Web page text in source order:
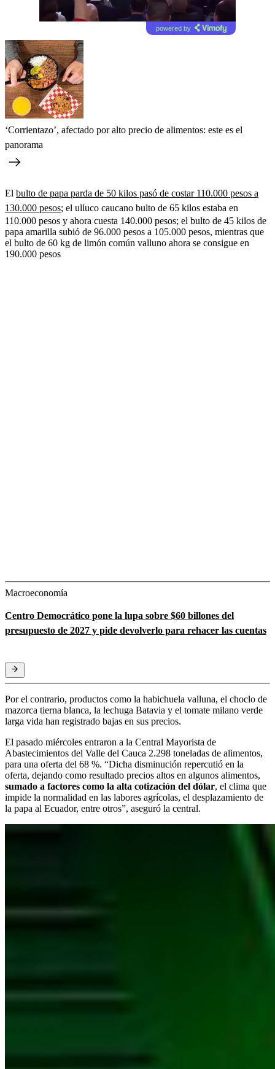
powered by
‘Corrientazo’, afectado por alto precio de alimentos: este es el
panorama
El bulto de papa parda de 50 kilos pasó de costar 110.000 pesos a
130.000 pesos; el ulluco caucano bulto de 65 kilos estaba en
110.000 pesos y ahora cuesta 140.000 pesos; el bulto de 45 kilos de
papa amarilla subió de 96.000 pesos a 105.000 pesos, mientras que
el bulto de 60 kg de limón común valluno ahora se consigue en
190.000 pesos
Macroeconomía
Centro Democrático pone la lupa sobre $60 billones del
presupuesto de 2027 y pide devolverlo para rehacer las cuentas
Por el contrario, productos como la habichuela valluna, el choclo de
mazorca tierna blanca, la lechuga Batavia y el tomate milano verde
larga vida han registrado bajas en sus precios.
El pasado miércoles entraron a la Central Mayorista de
Abastecimientos del Valle del Cauca 2.298 toneladas de alimentos,
para una oferta del 68 %. “Dicha disminución repercutió en la
oferta, dejando como resultado precios altos en algunos alimentos,
sumado a factores como la alta cotización del dólar, el clima que
impide la normalidad en las labores agrícolas, el desplazamiento de
la papa al Ecuador, entre otros”, aseguró la central.